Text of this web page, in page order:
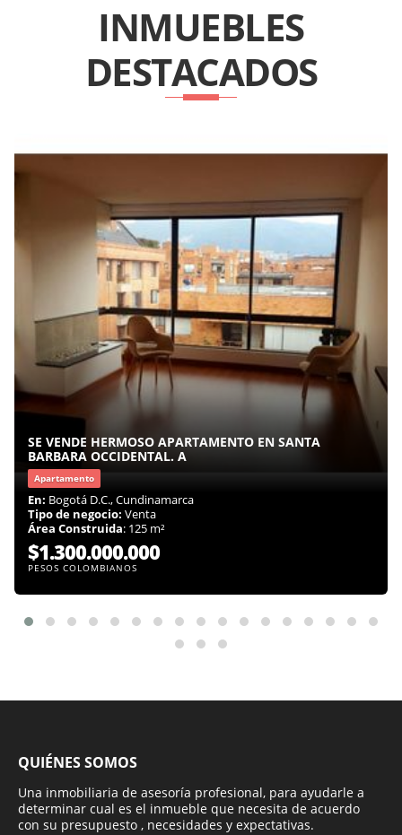
INMUEBLES
DESTACADOS
SE VENDE HERMOSO APARTAMENTO EN SANTA
BARBARA OCCIDENTAL. A
Apartamento
En: Bogotá D.C., Cundinamarca
Tipo de negocio: Venta
Área Construida: 125 m²
$1.300.000.000
PESOS COLOMBIANOS
QUIÉNES SOMOS
Una inmobiliaria de asesoría profesional, para ayudarle a
determinar cual es el inmueble que necesita de acuerdo
con su presupuesto , necesidades y expectativas.